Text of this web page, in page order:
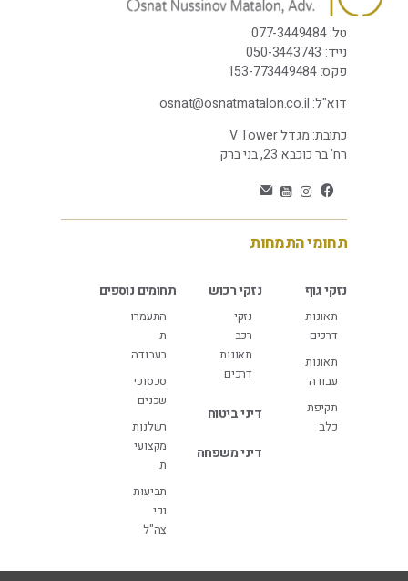
טל:077-3449484
נייד:
050-3443743
פקס:153-773449484
דוא"ל: osnat@osnatmatalon.co.il
כתובת: מגדל V Tower
רח' בר כוכבא 23, בני ברק
תחומי התמחות
נזקי גוף
תאונות
דרכים
תאונות
עבודה
תקיפת
כלב
נזקי רכוש
נזקי
רכב
תאונות
דרכים
דיני ביטוח
דיני משפחה
תחומים נוספים
התעמרו
ת
בעבודה
סכסוכי
שכנים
רשלנות
מקצועי
ת
תביעות
נכי
צה"ל
to